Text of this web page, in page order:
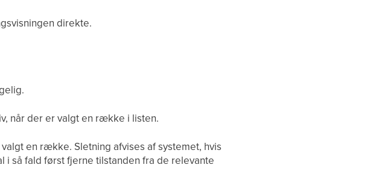
direkte.
når der er valgt en række i listen.
en række. Sletning afvises af systemet, hvis
så fald først fjerne tilstanden fra de relevante